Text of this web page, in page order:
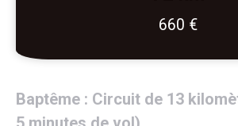
660 €
Baptême : Circuit de 13